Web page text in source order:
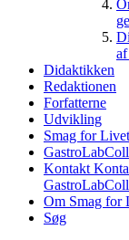
Didaktikken
Redaktionen
Forfatterne
Udvikling
Smag for Livet
Kontakt
Om Smag for
Søg